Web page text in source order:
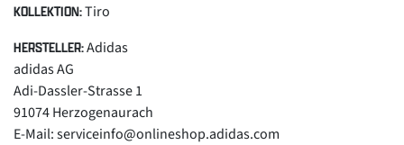
KOLLEKTION:Tiro
HERSTELLER:Adidas
adidas AG
Adi-Dassler-Strasse 1
91074 Herzogenaurach
E-Mail: serviceinfo@onlineshop.adidas.com